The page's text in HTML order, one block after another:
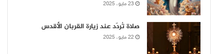
23 مايو، 2025
صلاة تُردّد عند زيارة القربان الأقدس
22 مايو، 2025